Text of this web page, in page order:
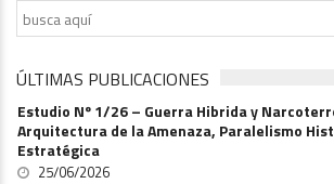
ÚLTIMAS PUBLICACIONES
Estudio Nº 1/26 – Guerra Hibrida y
Arquitectura de la Amenaza, Paralelismo
Estratégica
25/06/2026